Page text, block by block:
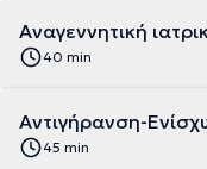
Αναγεννητική
40 min
Αντιγήρανση-
45 min